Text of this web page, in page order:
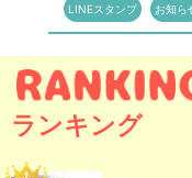
LINEスタンプ お知ら
ランキング